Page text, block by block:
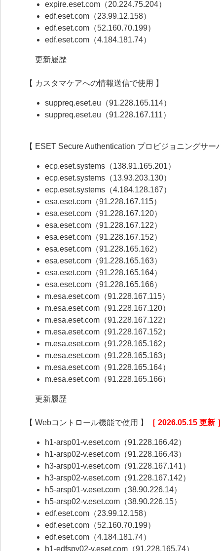
expire.eset.com（20.224.75.204）
edf.eset.com（23.99.12.158）
edf.eset.com（52.160.70.199）
edf.eset.com（4.184.181.74）
更新履歴
【 カスタマケアへの情報送信で使用 】
suppreq.eset.eu（91.228.165.114）
suppreq.eset.eu（91.228.167.111）
【 ESET Secure Authentication プロビジョニングサー
ecp.eset.systems（138.91.165.201）
ecp.eset.systems（13.93.203.130）
ecp.eset.systems（4.184.128.167）
esa.eset.com（91.228.167.115）
esa.eset.com（91.228.167.120）
esa.eset.com（91.228.167.122）
esa.eset.com（91.228.167.152）
esa.eset.com（91.228.165.162）
esa.eset.com（91.228.165.163）
esa.eset.com（91.228.165.164）
esa.eset.com（91.228.165.166）
m.esa.eset.com（91.228.167.115）
m.esa.eset.com（91.228.167.120）
m.esa.eset.com（91.228.167.122）
m.esa.eset.com（91.228.167.152）
m.esa.eset.com（91.228.165.162）
m.esa.eset.com（91.228.165.163）
m.esa.eset.com（91.228.165.164）
m.esa.eset.com（91.228.165.166）
更新履歴
【 Webコントロール機能で使用 】 ［ 2026.05.15 更新
h1-arsp01-v.eset.com（91.228.166.42）
h1-arsp02-v.eset.com（91.228.166.43）
h3-arsp01-v.eset.com（91.228.167.141）
h3-arsp02-v.eset.com（91.228.167.142）
h5-arsp01-v.eset.com（38.90.226.14）
h5-arsp02-v.eset.com（38.90.226.15）
edf.eset.com（23.99.12.158）
edf.eset.com（52.160.70.199）
edf.eset.com（4.184.181.74）
h1-edfspy02-v.eset.com（91.228.165.74）